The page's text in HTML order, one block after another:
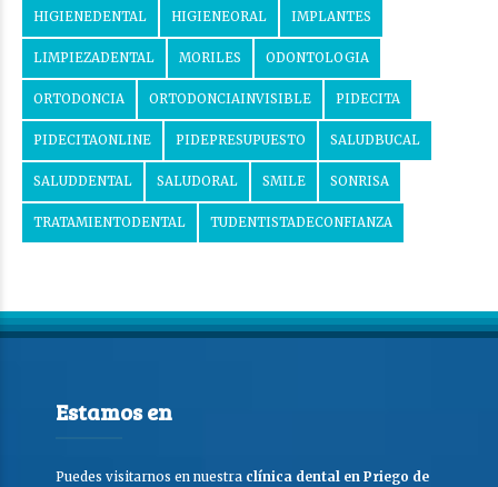
HIGIENEDENTAL HIGIENEORAL IMPLANTES
LIMPIEZADENTAL MORILES ODONTOLOGIA
ORTODONCIA ORTODONCIAINVISIBLE PIDECITA
PIDECITAONLINE PIDEPRESUPUESTO SALUDBUCAL
SALUDDENTAL SALUDORAL SMILE SONRISA
TRATAMIENTODENTAL TUDENTISTADECONFIANZA
Estamos en
Puedes visitarnos en nuestra clínica dental en Priego de